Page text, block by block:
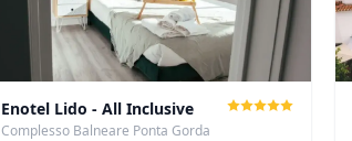
Enotel Lido - All Inclusive
Complesso Balneare Ponta Gorda